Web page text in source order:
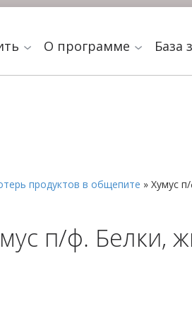
О программе База
продуктов в общепите » Хумус
п/ф. Белки,